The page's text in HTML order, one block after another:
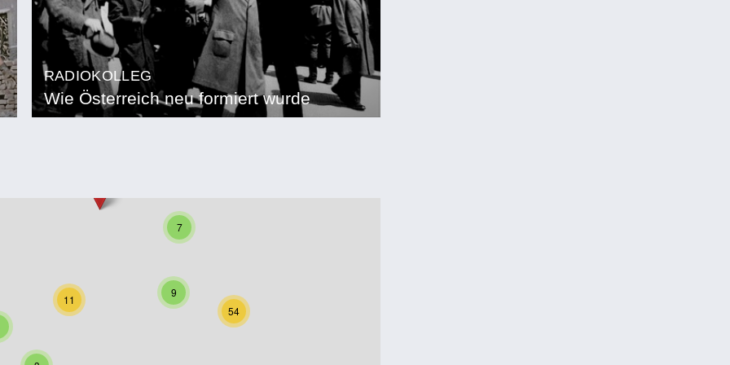
RADIOKOLLEG
Wie Österreich neu formiert wurde
7
9
54
11